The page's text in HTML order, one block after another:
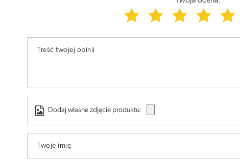
Treść twojej opinii
Dodaj własne zdjęcie produktu:
Twoje imię